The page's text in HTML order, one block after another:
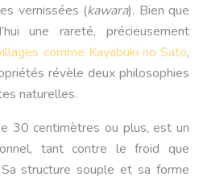
vernissées (kawara). Bien que
une rareté, précieusement
comme Kayabuki no Sato,
révèle deux philosophies
naturelles.
30 centimètres ou plus, est un
tant contre le froid que
structure souple et sa forme